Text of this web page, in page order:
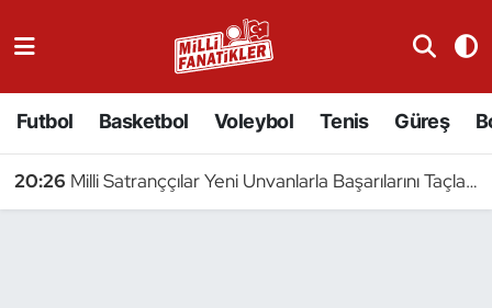
Futbol Basketbol Voleybol Tenis Güreş
20:26 Milli Satranççılar Yeni Unvanlarla Başarılarını Taçlandırdı
Badminton